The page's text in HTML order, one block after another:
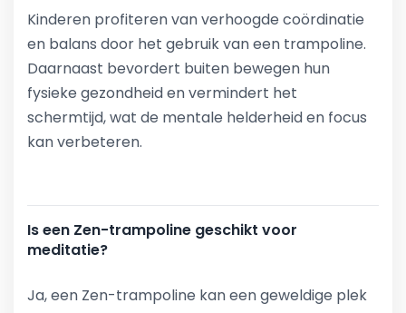
Kinderen profiteren van verhoogde coördinatie
en balans door het gebruik van een trampoline.
Daarnaast bevordert buiten bewegen hun
fysieke gezondheid en vermindert het
schermtijd, wat de mentale helderheid en focus
kan verbeteren.
Is een Zen-trampoline geschikt voor
meditatie?
Ja, een Zen-trampoline kan een geweldige plek